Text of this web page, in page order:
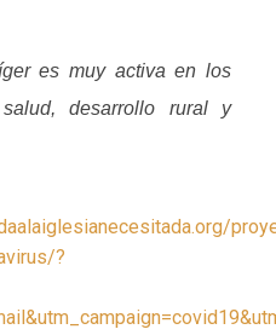
es muy activa en los
desarrollo rural y
?